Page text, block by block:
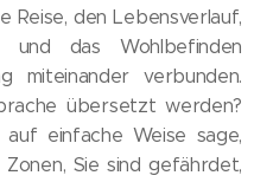
Reise, den Lebensverlauf,
das Wohlbefinden
miteinander verbunden.
übersetzt werden?
einfache Weise sage,
Sie sind gefährdet,